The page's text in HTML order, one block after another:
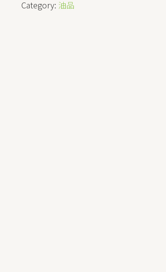
Category: 油品